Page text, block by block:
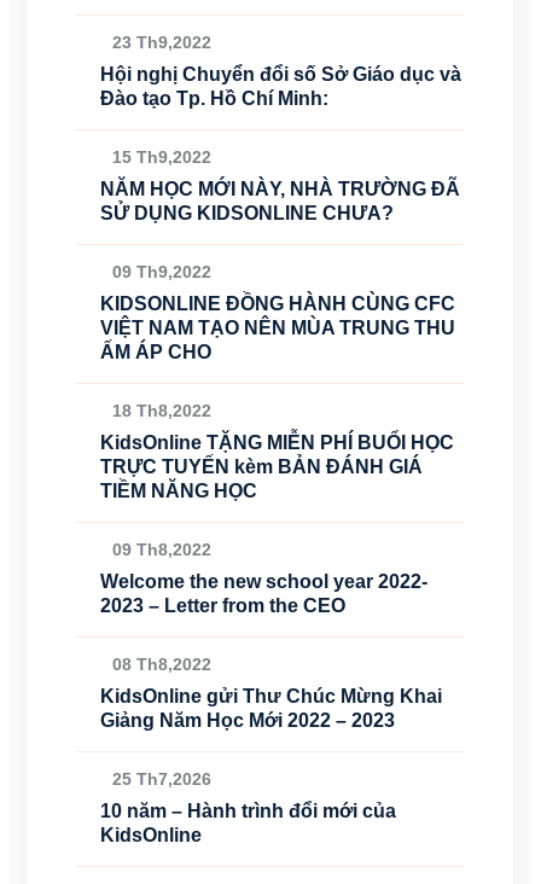
23 Th9,2022
Hội nghị Chuyển đổi số Sở Giáo dục và
Đào tạo Tp. Hồ Chí Minh:
15 Th9,2022
NĂM HỌC MỚI NÀY, NHÀ TRƯỜNG ĐÃ
SỬ DỤNG KIDSONLINE CHƯA?
09 Th9,2022
KIDSONLINE ĐỒNG HÀNH CÙNG CFC
VIỆT NAM TẠO NÊN MÙA TRUNG THU
ẤM ÁP CHO
18 Th8,2022
KidsOnline TẶNG MIỄN PHÍ BUỔI HỌC
TRỰC TUYẾN kèm BẢN ĐÁNH GIÁ
TIỀM NĂNG HỌC
09 Th8,2022
Welcome the new school year 2022-
2023 – Letter from the CEO
08 Th8,2022
KidsOnline gửi Thư Chúc Mừng Khai
Giảng Năm Học Mới 2022 – 2023
25 Th7,2026
10 năm – Hành trình đổi mới của
KidsOnline